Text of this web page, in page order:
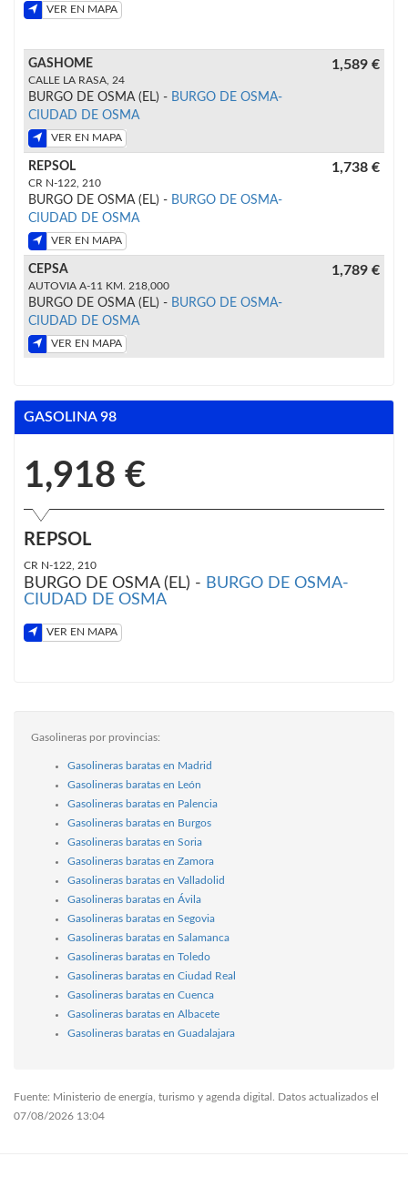
VER EN MAPA
GASHOME
CALLE LA RASA, 24
BURGO DE OSMA (EL) - BURGO DE OSMA-
CIUDAD DE OSMA
VER EN MAPA
1,589 €
REPSOL
CR N-122, 210
BURGO DE OSMA (EL) - BURGO DE OSMA-
CIUDAD DE OSMA
VER EN MAPA
1,738 €
CEPSA
AUTOVIA A-11 KM. 218,000
BURGO DE OSMA (EL) - BURGO DE OSMA-
CIUDAD DE OSMA
VER EN MAPA
1,789 €
GASOLINA 98
1,918 €
REPSOL
CR N-122, 210
BURGO DE OSMA (EL) - BURGO DE OSMA-
CIUDAD DE OSMA
VER EN MAPA
Gasolineras por provincias:
Gasolineras baratas en Madrid
Gasolineras baratas en León
Gasolineras baratas en Palencia
Gasolineras baratas en Burgos
Gasolineras baratas en Soria
Gasolineras baratas en Zamora
Gasolineras baratas en Valladolid
Gasolineras baratas en Ávila
Gasolineras baratas en Segovia
Gasolineras baratas en Salamanca
Gasolineras baratas en Toledo
Gasolineras baratas en Ciudad Real
Gasolineras baratas en Cuenca
Gasolineras baratas en Albacete
Gasolineras baratas en Guadalajara
Fuente: Ministerio de energía, turismo y agenda digital. Datos actualizados el
07/08/2026 13:04